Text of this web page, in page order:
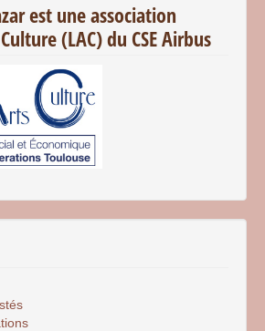
est une association
(LAC) du CSE Airbus